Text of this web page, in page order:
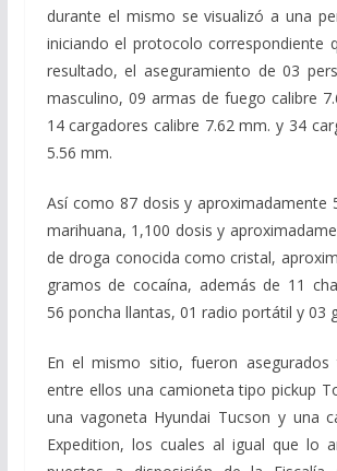
durante el mismo se visualizó a una
iniciando el protocolo correspondiente
resultado, el aseguramiento de 03
masculino, 09 armas de fuego calibre
14 cargadores calibre 7.62 mm. y 34
5.56 mm.
Así como 87 dosis y aproximadamente
marihuana, 1,100 dosis y
de droga conocida como cristal,
gramos de cocaína, además de 11
56 poncha llantas, 01 radio portátil y 03
En el mismo sitio, fueron asegurados
entre ellos una camioneta tipo pickup
una vagoneta Hyundai Tucson y una
Expedition, los cuales al igual que lo